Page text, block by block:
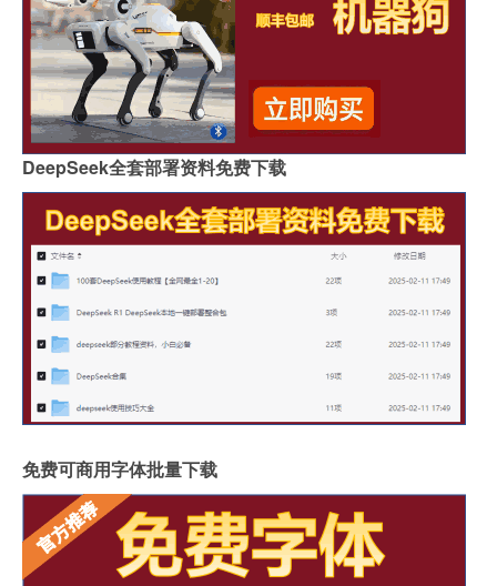
DeepSeek全套部署资料免费下载
免费可商用字体批量下载